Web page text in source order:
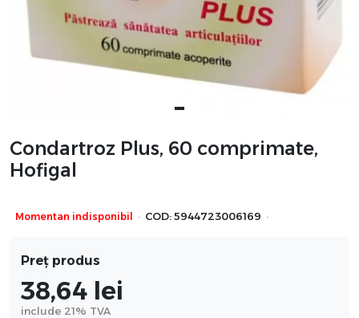
Condartroz Plus, 60 comprimate,
Hofigal
Momentan indisponibil · COD: 5944723006169 ·
Preț produs
38,64 lei
include 21% TVA